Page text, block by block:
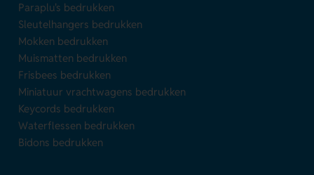
Paraplu's bedrukken
Sleutelhangers bedrukken
Mokken bedrukken
Muismatten bedrukken
Frisbees bedrukken
Miniatuur vrachtwagens bedrukken
Keycords bedrukken
Waterflessen bedrukken
Bidons bedrukken